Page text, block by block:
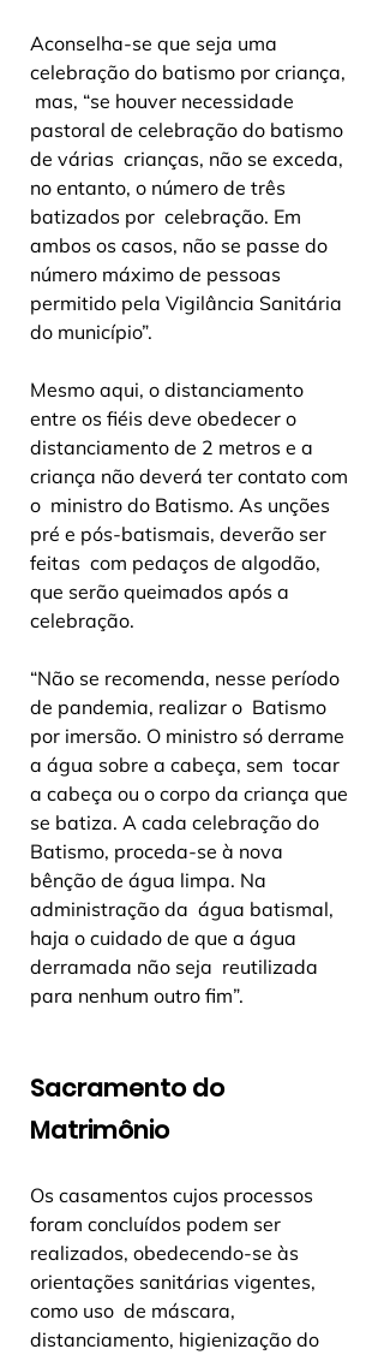
Aconselha-se que seja uma
celebração do batismo por criança,
mas, “se houver necessidade
pastoral de celebração do batismo
de várias  crianças, não se exceda,
no entanto, o número de três
batizados por  celebração. Em
ambos os casos, não se passe do
número máximo de pessoas
permitido pela Vigilância Sanitária
do município”.
Mesmo aqui, o distanciamento
entre os fiéis deve obedecer o
distanciamento de 2 metros e a
criança não deverá ter contato com
o  ministro do Batismo. As unções
pré e pós-batismais, deverão ser
feitas  com pedaços de algodão,
que serão queimados após a
celebração.
“Não se recomenda, nesse período
de pandemia, realizar o  Batismo
por imersão. O ministro só derrame
a água sobre a cabeça, sem  tocar
a cabeça ou o corpo da criança que
se batiza. A cada celebração do
Batismo, proceda-se à nova
bênção de água limpa. Na
administração da  água batismal,
haja o cuidado de que a água
derramada não seja  reutilizada
para nenhum outro fim”.
Sacramento do
Matrimônio
Os casamentos cujos processos
foram concluídos podem ser
realizados, obedecendo-se às
orientações sanitárias vigentes,
como uso  de máscara,
distanciamento, higienização do